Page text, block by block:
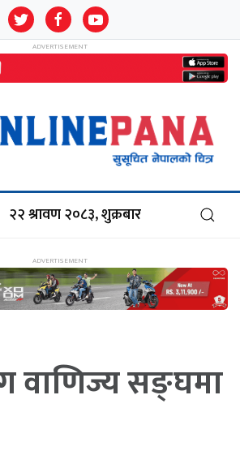
२२ श्रावण २०८३, शुक्रबार
वाणिज्य सङ्घमा